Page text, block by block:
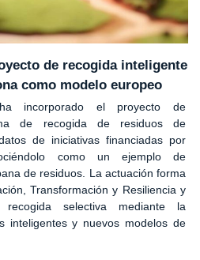
de recogida inteligente
como modelo europeo
incorporado el proyecto de
de recogida de residuos de
de iniciativas financiadas por
como un ejemplo de
de residuos. La actuación forma
Transformación y Resiliencia y
selectiva mediante la
inteligentes y nuevos modelos de